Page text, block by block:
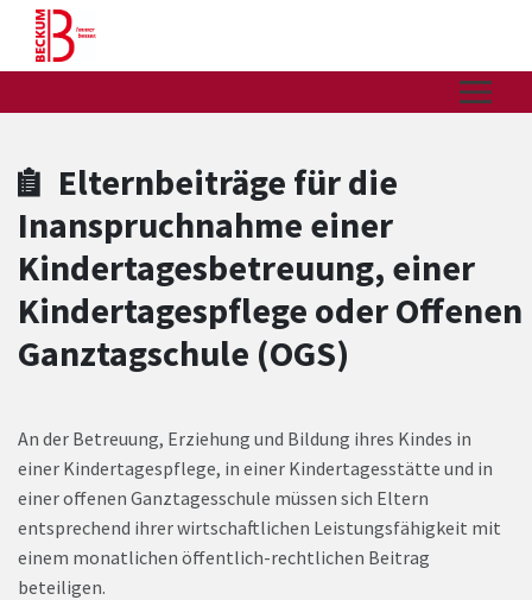
Zum Hauptinhalt springen
Elternbeiträge für die
Inanspruchnahme einer
Kindertagesbetreuung, einer
Kindertagespflege oder Offenen
Ganztagschule (OGS)
An der Betreuung, Erziehung und Bildung ihres Kindes in
einer Kindertagespflege, in einer Kindertagesstätte und in
einer offenen Ganztagesschule müssen sich Eltern
entsprechend ihrer wirtschaftlichen Leistungsfähigkeit mit
einem monatlichen öffentlich-rechtlichen Beitrag
beteiligen.